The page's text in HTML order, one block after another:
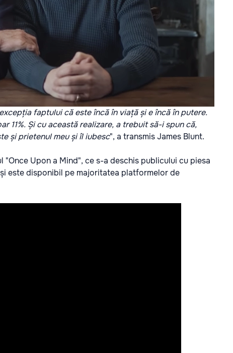
faptului că este încă în viață și e încă în putere.
11%. Și cu această realizare, a trebuit să-i spun că,
și prietenul meu și îl iubesc", a transmis James Blunt.
Upon a Mind", ce s-a deschis publicului cu piesa
este disponibil pe majoritatea platformelor de